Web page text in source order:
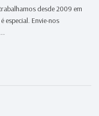
desde 2009 em
especial. Envie-nos